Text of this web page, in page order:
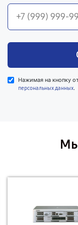
Нажимая на кнопку
персональных данных.